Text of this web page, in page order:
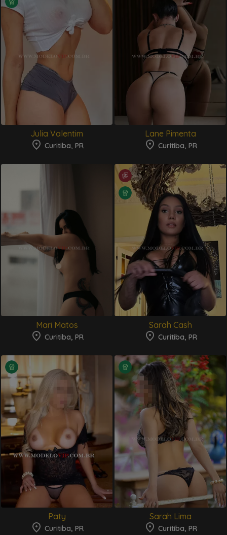
Julia Valentim
Curitiba, PR
Lane Pimenta
Curitiba, PR
Mari Matos
Curitiba, PR
Sarah Cash
Curitiba, PR
Paty
Curitiba, PR
Sarah Lima
Curitiba, PR
Assistente Virtual
Online
Olá! Vi que você está em
! Como posso te
ajudar a encontrar a companhia perfeita?
Ver bairros de Curitiba
Buscar por tipo